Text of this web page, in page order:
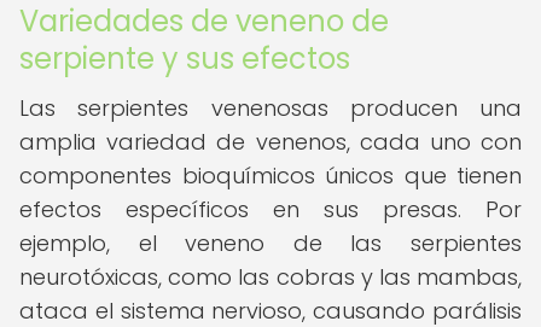
Variedades de veneno de
serpiente y sus efectos
Las serpientes venenosas producen una
amplia variedad de venenos, cada uno con
componentes bioquímicos únicos que tienen
efectos específicos en sus presas. Por
ejemplo, el veneno de las serpientes
neurotóxicas, como las cobras y las mambas,
ataca el sistema nervioso, causando parálisis